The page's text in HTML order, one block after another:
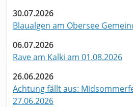
30.07.2026
Blaualgen am Obersee
06.07.2026
Rave am Kalki am 01.08.2026
26.06.2026
Achtung fällt aus:
27.06.2026